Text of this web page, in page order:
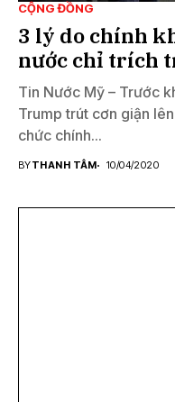
CỘNG ĐỒNG
3 lý do chính
nước chỉ trích
Tin Nước Mỹ – Trước
Trump trút cơn giận
chức chính...
BYTHANH TÂM 10/04/2020